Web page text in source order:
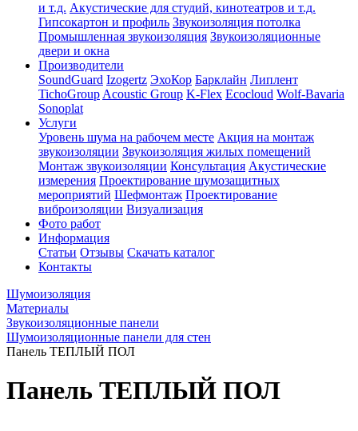
и т.д. Акустические для студий, кинотеатров и т.д.
Гипсокартон и профиль Звукоизоляция потолка
Промышленная звукоизоляция Звукоизоляционные
двери и окна
Производители
SoundGuard Izogertz ЭхоКор Барклайн Липлент
TichoGroup Acoustic Group K-Flex Ecocloud Wolf-Bavaria
Sonoplat
Услуги
Уровень шума на рабочем месте Акция на монтаж
звукоизоляции Звукоизоляция жилых помещений
Монтаж звукоизоляции Консультация Акустические
измерения Проектирование шумозащитных
мероприятий Шефмонтаж Проектирование
виброизоляции Визуализация
Фото работ
Информация
Статьи Отзывы Скачать каталог
Контакты
Шумоизоляция
Материалы
Звукоизоляционные панели
Шумоизоляционные панели для стен
Панель ТЕПЛЫЙ ПОЛ
Панель ТЕПЛЫЙ ПОЛ